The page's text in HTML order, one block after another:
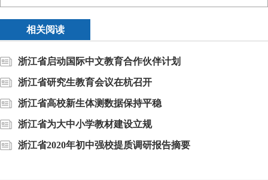
相关阅读
浙江省启动国际中文教育合作伙伴计划
浙江省研究生教育会议在杭召开
浙江省高校新生体测数据保持平稳
浙江省为大中小学教材建设立规
浙江省2020年初中强校提质调研报告摘要